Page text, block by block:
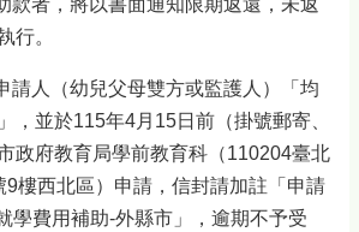
行。
請人（幼兒父母雙方或監護人）「均
，並於115年4月15日前（掛號郵寄、
政府教育局學前教育科（110204臺北
9樓西北區）申請，信封請加註「申請
學費用補助-外縣市」，逾期不予受